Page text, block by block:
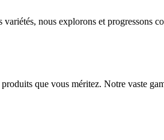
nous explorons et progressons
que vous méritez. Notre vaste